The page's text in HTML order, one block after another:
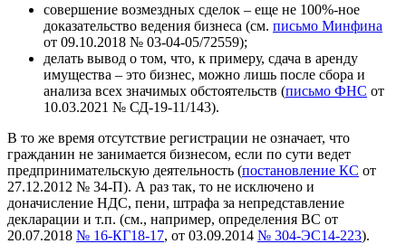
совершение возмездных сделок – еще не 100%-ное
доказательство ведения бизнеса (см. письмо Минфина
от 09.10.2018 № 03-04-05/72559);
делать вывод о том, что, к примеру, сдача в аренду
имущества – это бизнес, можно лишь после сбора и
анализа всех значимых обстоятельств (письмо ФНС от
10.03.2021 № СД-19-11/143).
В то же время отсутствие регистрации не означает, что
гражданин не занимается бизнесом, если по сути ведет
предпринимательскую деятельность (постановление КС от
27.12.2012 № 34-П). А раз так, то не исключено и
доначисление НДС, пени, штрафа за непредставление
декларации и т.п. (см., например, определения ВС от
20.07.2018 № 16-КГ18-17, от 03.09.2014 № 304-ЭС14-223).